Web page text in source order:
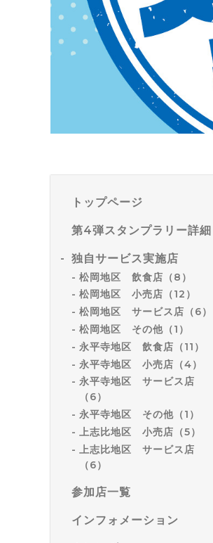
トップページ
第4弾スタンプラリー詳細
独自サービス実施店
松岡地区 飲食店（8）
松岡地区 小売店（12）
松岡地区 サービス店（6）
松岡地区 その他（1）
永平寺地区 飲食店（11）
永平寺地区 小売店（4）
永平寺地区 サービス店
（6）
永平寺地区 その他（1）
上志比地区 小売店（5）
上志比地区 サービス店
（6）
参加店一覧
インフォメーション